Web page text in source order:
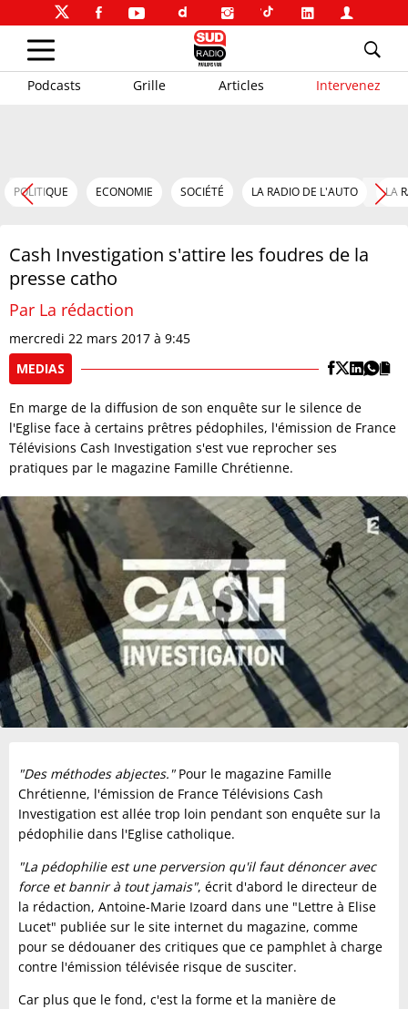
Podcasts Grille Articles Intervenez
POLITIQUE ECONOMIE SOCIÉTÉ LA RADIO DE L'AUTO LA
Cash Investigation s'attire les foudres de la
presse catho
Par La rédaction
mercredi 22 mars 2017 à 9:45
MEDIAS
En marge de la diffusion de son enquête sur le silence de
l'Eglise face à certains prêtres pédophiles, l'émission de France
Télévisions Cash Investigation s'est vue reprocher ses
pratiques par le magazine Famille Chrétienne.
"Des méthodes abjectes."Pour le magazine Famille
Chrétienne, l'émission de France Télévisions Cash
Investigation est allée trop loin pendant son enquête sur la
pédophilie dans l'Eglise catholique.
"La pédophilie est une perversion qu'il faut dénoncer avec
force et bannir à tout jamais", écrit d'abord le directeur de
la rédaction, Antoine-Marie Izoard dans une "Lettre à Elise
Lucet" publiée sur le site internet du magazine, comme
pour se dédouaner des critiques que ce pamphlet à charge
contre l'émission télévisée risque de susciter.
Car plus que le fond, c'est la forme et la manière de